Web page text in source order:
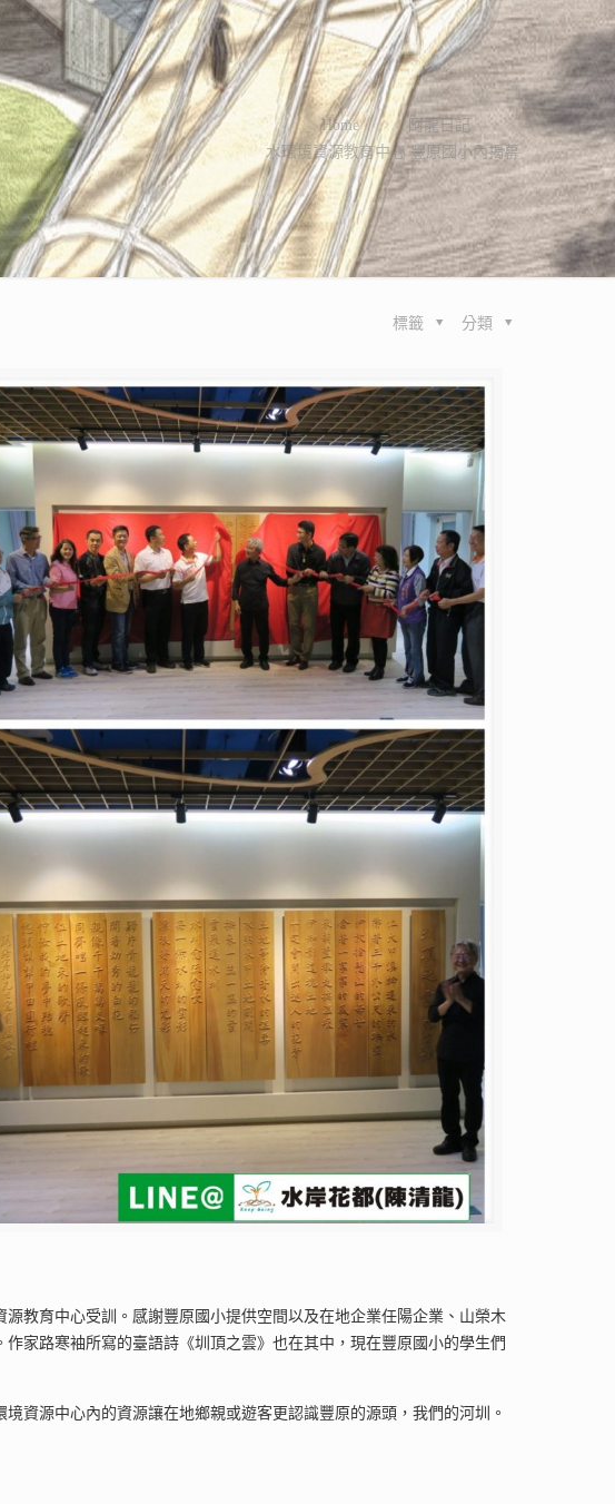
Home
阿龍日記
水環境資源教育中心 豐原國小內揭幕
分類
標籤
教育中心受訓。感謝豐原國小提供空間以及在地企業任陽企業、山榮木
家路寒袖所寫的臺語詩《圳頂之雲》也在其中，現在豐原國小的學生們
資源中心內的資源讓在地鄉親或遊客更認識豐原的源頭，我們的河圳。